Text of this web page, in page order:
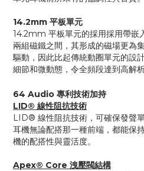
14.2mm 平板單元
14.2mm 平板單元的採用採用帶嵌
兩組磁鐵之間，其形成的磁場更為
驅動，因此比起傳統動圈單元的設
細節和微動態，令全頻段達到高解析
64 Audio 專利技術加持
LID® 線性阻抗技術
LID® 線性阻抗技術，可確保發聲
耳機無論配搭那一種前端，都能保
機的配搭性與靈活度。
Apex® Core 洩壓閥結構